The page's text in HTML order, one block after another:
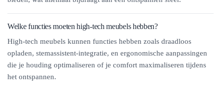
Welke functies moeten high-tech meubels hebben?
High-tech meubels kunnen functies hebben zoals draadloos
opladen, stemassistent-integratie, en ergonomische aanpassingen
die je houding optimaliseren of je comfort maximaliseren tijdens
het ontspannen.